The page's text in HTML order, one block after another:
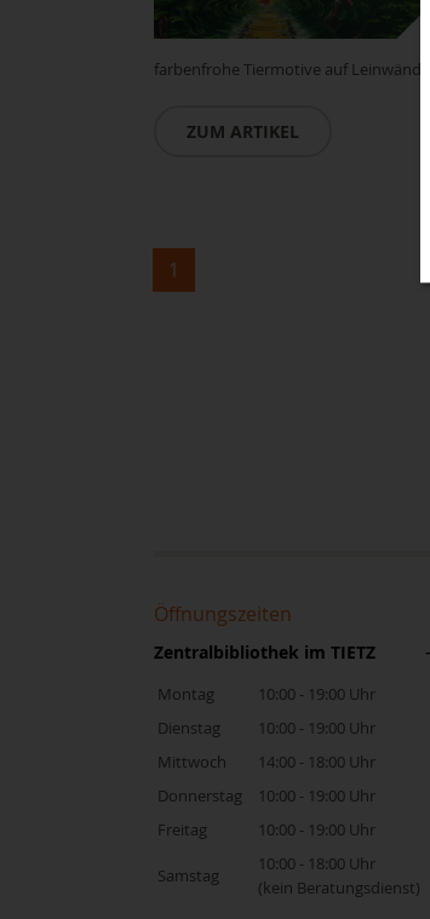
farbenfrohe Tiermotive auf Leinwänden
ZUM ARTIKEL
1
Öffnungszeiten
Zentralbibliothek im TIETZ
Montag
10:00 - 19:00 Uhr
Dienstag
10:00 - 19:00 Uhr
Mittwoch
14:00 - 18:00 Uhr
Donnerstag
10:00 - 19:00 Uhr
Freitag
10:00 - 19:00 Uhr
Samstag
10:00 - 18:00 Uhr
(kein Beratungsdienst)